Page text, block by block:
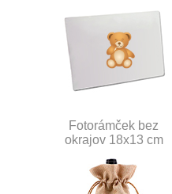
Fotorámček bez
okrajov 18x13 cm